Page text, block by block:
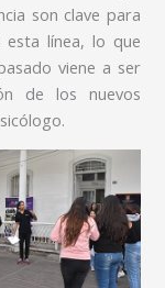
son clave para
línea, lo que
viene a ser
de los nuevos